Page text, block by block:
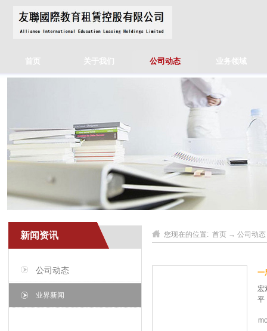
首页 关于我们 公司动态 业务领域
新闻资讯
公司动态
业界新闻
您现在的位置: 首页 → 公司动态
一
宏
平